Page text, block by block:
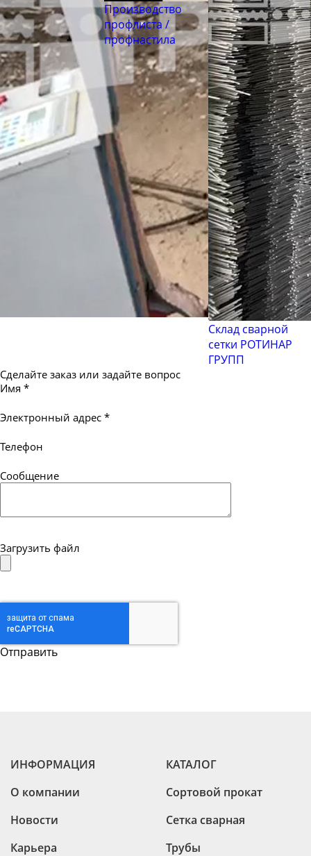
Производство
профлиста /
профнастила
Склад сварной
сетки РОТИНАР
ГРУПП
Сделайте заказ или задайте вопрос
Имя *
Электронный адрес *
Телефон
Сообщение
Загрузить файл
ИНФОРМАЦИЯ
О компании
Новости
Карьера
КАТАЛОГ
Сортовой прокат
Сетка сварная
Трубы